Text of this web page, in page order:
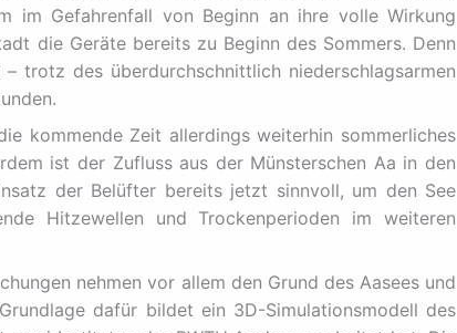
im Gefahrenfall von Beginn an ihre volle Wirkung
die Geräte bereits zu Beginn des Sommers. Denn
trotz des überdurchschnittlich niederschlagsarmen
kommende Zeit allerdings weiterhin sommerliches
ist der Zufluss aus der Münsterschen Aa in den
der Belüfter bereits jetzt sinnvoll, um den See
Hitzewellen und Trockenperioden im weiteren
nehmen vor allem den Grund des Aasees und
dafür bildet ein 3D-Simulationsmodell des